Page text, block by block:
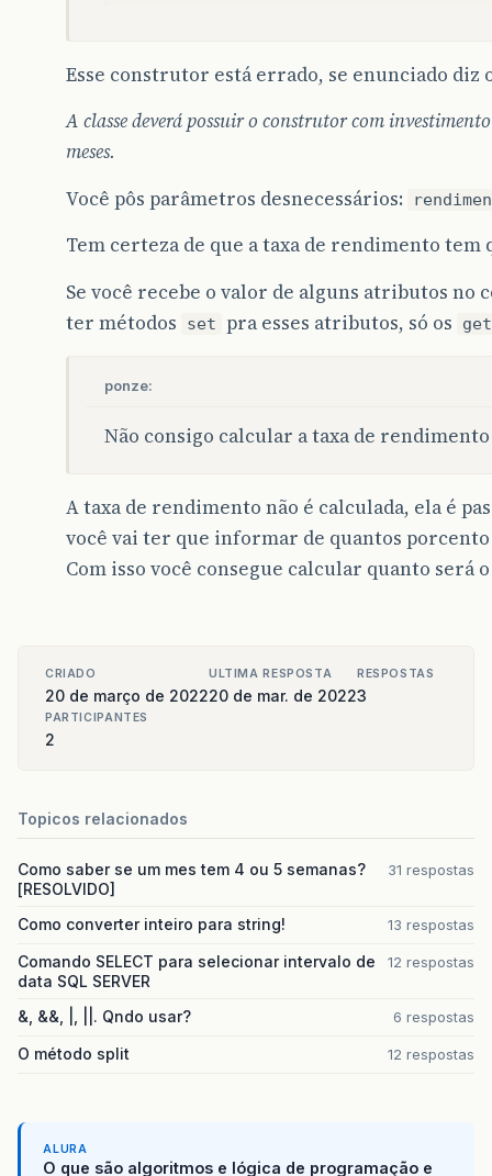
public long calculaSaldo ()
Esse construtor está errado, se enunciado diz
A classe deverá possuir o construtor com
meses.
Você pôs parâmetros desnecessários:
Tem certeza de que a taxa de rendimento tem
Se você recebe o valor de alguns atributos no
ter métodos
set pra esses atributos, só os get
ponze:
Não consigo calcular a taxa de rendimento
A taxa de rendimento não é calculada, ela é
você vai ter que informar de quantos
Com isso você consegue calcular quanto será
CRIADO
20 de março de 2022
ULTIMA RESPOSTA
20 de mar. de 2022
RESPOSTAS
3
PARTICIPANTES
2
Topicos relacionados
Como saber se um mes tem 4 ou 5 semanas?
[RESOLVIDO]
31 respostas
Como converter inteiro para string! 13 respostas
Comando SELECT para selecionar intervalo de
data SQL SERVER
12 respostas
&, &&, |, ||. Qndo usar? 6 respostas
O método split 12 respostas
ALURA
O que são algoritmos e lógica de programação e